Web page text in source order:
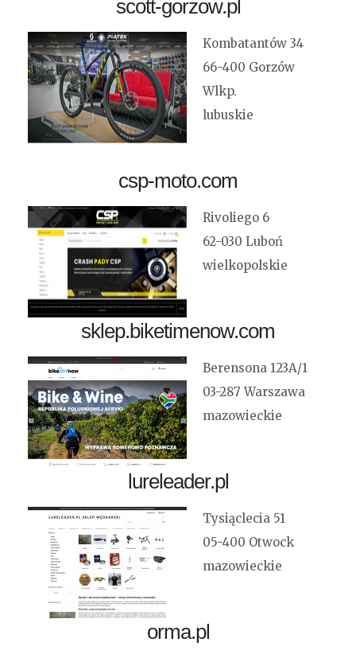
scott-gorzow.pl
Kombatantów 34
66-400 Gorzów
Wlkp.
lubuskie
csp-moto.com
Rivoliego 6
62-030 Luboń
wielkopolskie
sklep.biketimenow.com
Berensona 123A/1
03-287 Warszawa
mazowieckie
lureleader.pl
Tysiąclecia 51
05-400 Otwock
mazowieckie
orma.pl